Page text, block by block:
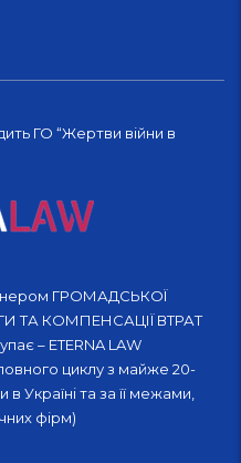
ГО “Жертви війни в
ГРОМАДСЬКОЇ
ТА КОМПЕНСАЦІЇ ВТРАТ
– ETERNA LAW
циклу з майже 20-
Україні та за її межами,
фірм)